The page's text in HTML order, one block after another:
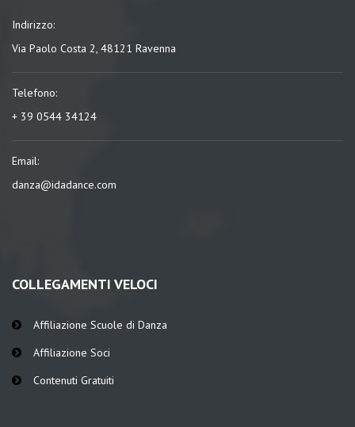
Indirizzo:
Via Paolo Costa 2, 48121 Ravenna
Telefono:
+ 39 0544 34124
Email:
danza@idadance.com
COLLEGAMENTI VELOCI
Affiliazione Scuole di Danza
Affiliazione Soci
Contenuti Gratuiti